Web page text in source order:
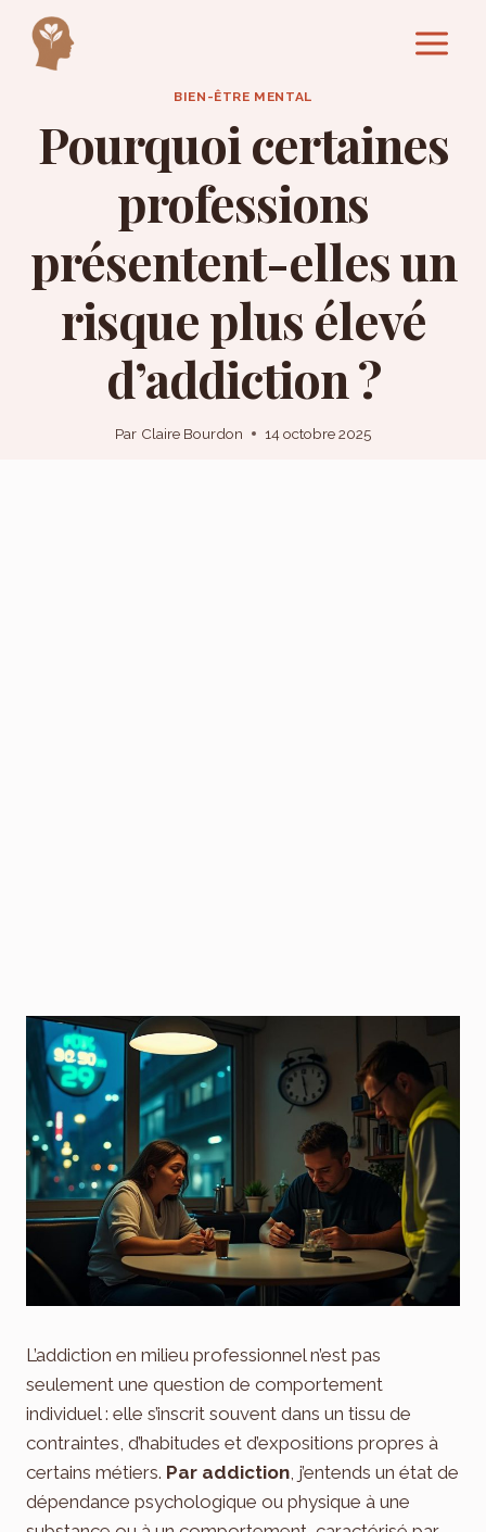
contenu
BIEN-ÊTRE MENTAL
Pourquoi certaines
professions
présentent-elles un
risque plus élevé
d’addiction ?
Par Claire Bourdon 14 octobre 2025
L’addiction en milieu professionnel n’est pas
seulement une question de comportement
individuel : elle s’inscrit souvent dans un tissu de
contraintes, d’habitudes et d’expositions propres à
certains métiers. Par addiction , j’entends un état de
dépendance psychologique ou physique à une